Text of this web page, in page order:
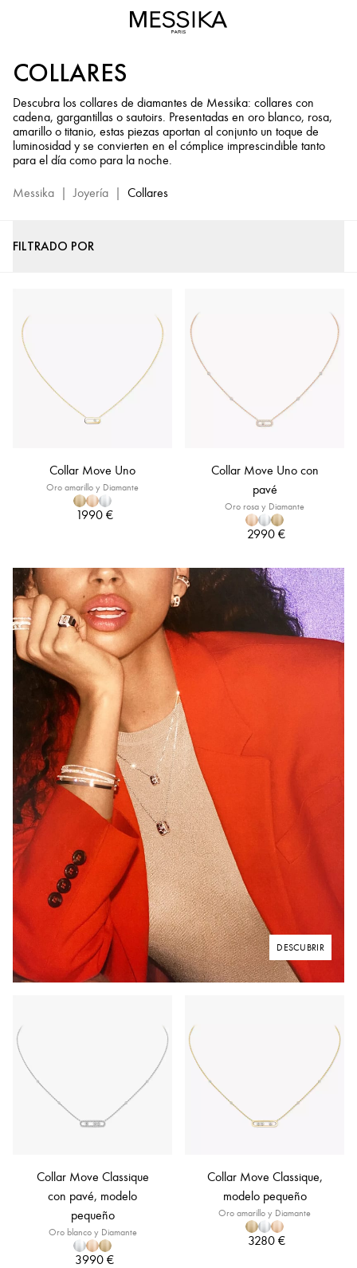
collares
lujo
Joyería
COLLARES
Descubra los collares de diamantes de Messika: collares con
cadena, gargantillas o sautoirs. Presentadas en oro blanco, rosa,
amarillo o titanio, estas piezas aportan al conjunto un toque de
luminosidad y se convierten en el cómplice imprescindible tanto
para el día como para la noche.
Messika | Joyería | Collares
FILTRADO POR
Collar Move Uno
Oro amarillo y Diamante
1990 €
Collar Move Uno con
pavé
Oro rosa y Diamante
2990 €
DESCUBRIR
Collar Move Classique
con pavé, modelo
pequeño
Oro blanco y Diamante
3990 €
Collar Move Classique,
modelo pequeño
Oro amarillo y Diamante
3280 €